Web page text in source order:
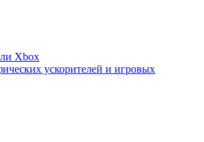
Xbox
ускорителей и игровых